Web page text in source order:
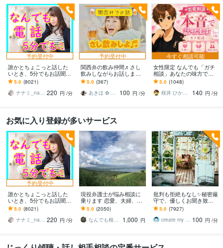
予約受付中
誰かとちょこっと話した
いとき、5分でもお話聞き
ます 疲れた～、でもカウ
ンセリングじゃない、な
んとなく雑談聞いて～
5.0 (8021)
ナナミ_nanami 220 円 /分
予約受付中
関西弁の飲み仲間♬さし
飲みしながらお話します
何となく話したい✨酔った
時のいい気分のまま⭐︎お話
しましょう
5.0 (367)
あきほ ✿ 元気を届ける関西女子✨
100 円 /分
今すぐ相談可能
女性限定 なんでも「ガチ
相談」あなたの味方で話
ます 男性目線で、あなた
の恋の“答え”を言葉にしま
す。
5.0 (1048)
桜井 ひかる｜経験豊富の恋愛相談室
140 円 /分
お気に入り登録が多いサービス
予約受付中
誰かとちょこっと話した
いとき、5分でもお話聞き
ます 疲れた～、でもカウ
ンセリングじゃない、な
んとなく雑談聞いて～
5.0 (8021)
ナナミ_nanami 220 円 /分
現役弁護士が悩み相談に
乗ります 恋愛、夫婦、学
校、会社、お金，単なる
愚痴など何でもOK！
5.0 (2050)
なんでも相談員
1,000 円
批判も拒絶もなし✨秘密厳
守で、優しくお聞き致し
ます ✨お試し１分から✨
違うかな？と思ったら途
中で切って構いません
5.0 (7927)
create my life 100 円 /分